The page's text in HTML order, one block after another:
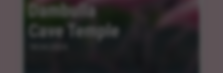
Dambulla
Cave Temple